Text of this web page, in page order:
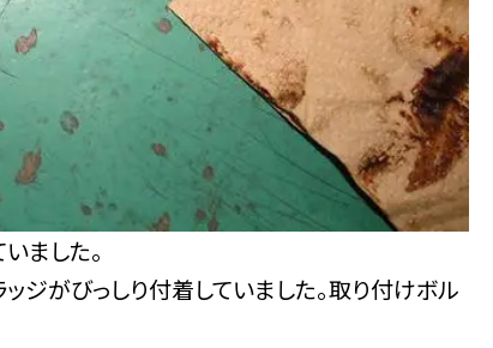
ました。
ジがびっしり付着していました。取り付けボル